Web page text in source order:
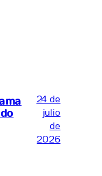
24 de
julio
de
2026